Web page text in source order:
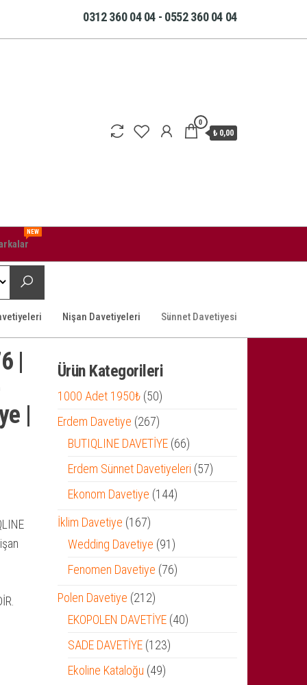
0312 360 04 04 - 0552 360 04 04
0
₺ 0,00
NEW
Nişan Davetiyeleri Sünnet Davetiyesi
|
|
Ürün Kategorileri
1000 Adet 1950₺ 5050
ürün
Erdem Davetiye 267267
ürün
BUTIQLINE DAVETİYE 6666
ürün
Erdem Sünnet Davetiyeleri 5757
Ekonom Davetiye 144144
İklim Davetiye 167167
ürün
Wedding Davetiye 9191
ürün
Fenomen Davetiye 7676
Polen Davetiye 212212
ürün
EKOPOLEN DAVETİYE 4040
SADE DAVETİYE 123123
Ekoline Kataloğu 4949